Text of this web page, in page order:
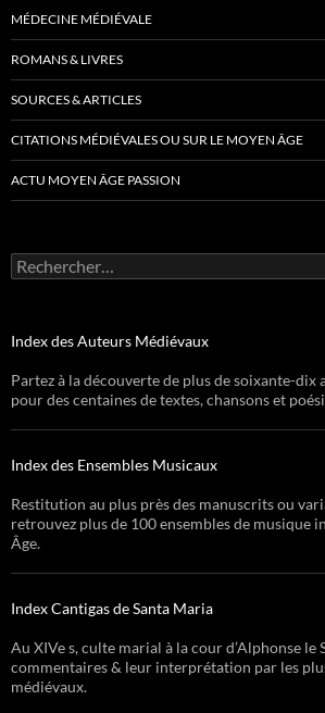
MÉDECINE MÉDIÉVALE
ROMANS & LIVRES
SOURCES & ARTICLES
CITATIONS MÉDIÉVALES OU SUR LE MOYEN ÂGE
ACTU MOYEN ÂGE PASSION
Rechercher :
Index des Auteurs Médiévaux
Partez à la découverte de plus de soixante-dix
pour des centaines de textes, chansons et
Index des Ensembles Musicaux
Restitution au plus près des manuscrits ou
retrouvez plus de 100 ensembles de musique
Âge.
Index Cantigas de Santa Maria
Au XIVe s, culte marial à la cour d’Alphonse le
commentaires & leur interprétation par les
médiévaux.